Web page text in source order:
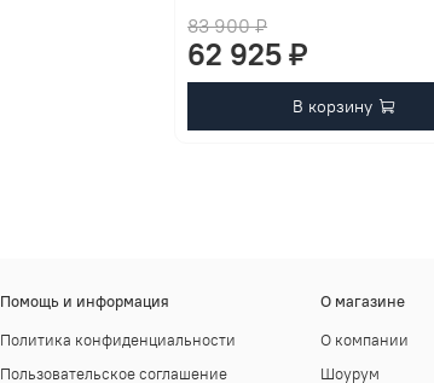
83 900 ₽
62 925 ₽
В корзину
Помощь и информация
Политика конфиденциальности
Пользовательское соглашение
О магазине
О компании
Шоурум